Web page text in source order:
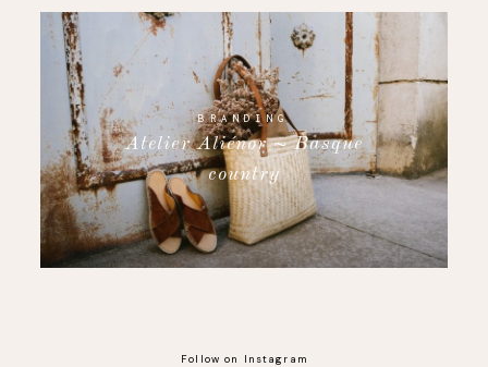
WORK
ABOUT
CONTACT
BRANDING
Atelier Aliénor ~ Basque
country
Follow on Instagram